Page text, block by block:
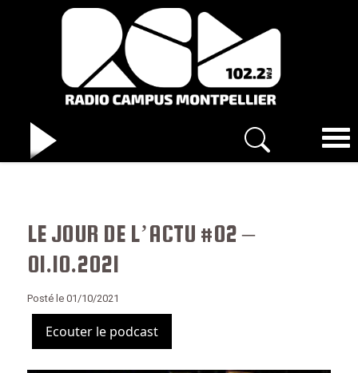
LE JOUR DE L’ACTU #02 –
01.10.2021
Posté le 01/10/2021
Ecouter le podcast